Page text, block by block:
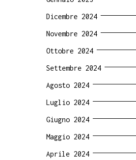
Dicembre 2024
Novembre 2024
Ottobre 2024
Settembre 2024
Agosto 2024
Luglio 2024
Giugno 2024
Maggio 2024
Aprile 2024